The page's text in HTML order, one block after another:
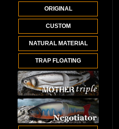
ORIGINAL
CUSTOM
NATURAL MATERIAL
TRAP FLOATING